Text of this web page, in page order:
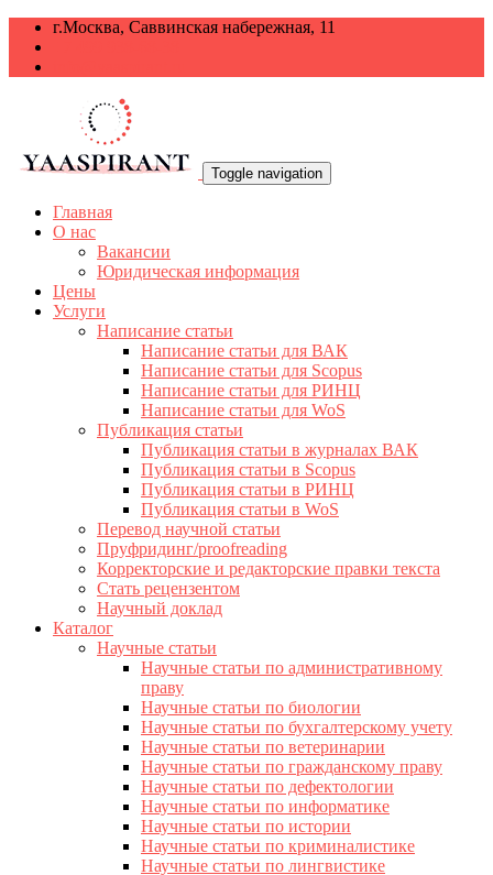
г.Москва, Саввинская набережная, 11
Toggle navigation
Главная
О нас
Вакансии
Юридическая информация
Цены
Услуги
Написание статьи
Написание статьи для ВАК
Написание статьи для Scopus
Написание статьи для РИНЦ
Написание статьи для WoS
Публикация статьи
Публикация статьи в журналах ВАК
Публикация статьи в Scopus
Публикация статьи в РИНЦ
Публикация статьи в WoS
Перевод научной статьи
Пруфридинг/proofreading
Корректорские и редакторские правки текста
Стать рецензентом
Научный доклад
Каталог
Научные статьи
Научные статьи по административному
праву
Научные статьи по биологии
Научные статьи по бухгалтерскому учету
Научные статьи по ветеринарии
Научные статьи по гражданскому праву
Научные статьи по дефектологии
Научные статьи по информатике
Научные статьи по истории
Научные статьи по криминалистике
Научные статьи по лингвистике